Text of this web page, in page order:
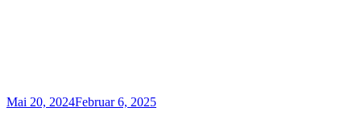
Veröffentlicht
Mai 20, 2024Februar 6, 2025